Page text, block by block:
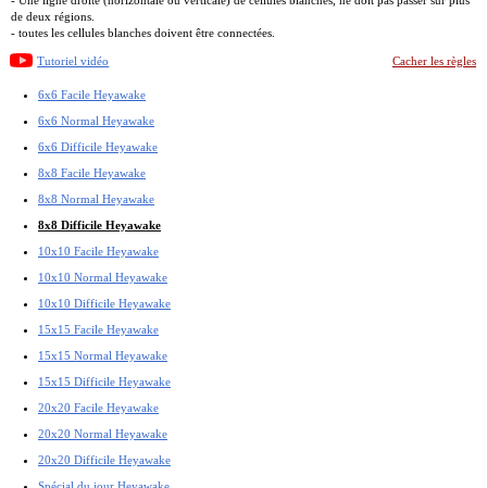
de deux régions.
- toutes les cellules blanches doivent être connectées.
Tutoriel vidéo Cacher les règles
6x6 Facile Heyawake
6x6 Normal Heyawake
6x6 Difficile Heyawake
8x8 Facile Heyawake
8x8 Normal Heyawake
8x8 Difficile Heyawake
10x10 Facile Heyawake
10x10 Normal Heyawake
10x10 Difficile Heyawake
15x15 Facile Heyawake
15x15 Normal Heyawake
15x15 Difficile Heyawake
20x20 Facile Heyawake
20x20 Normal Heyawake
20x20 Difficile Heyawake